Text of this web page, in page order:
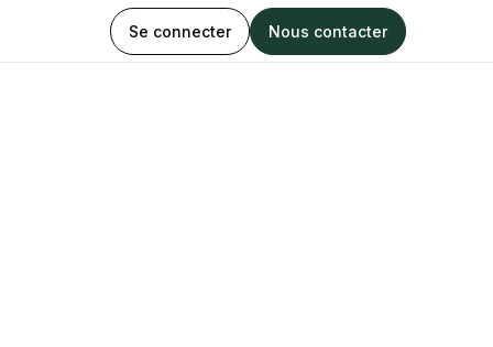
Se connecter Nous contacter